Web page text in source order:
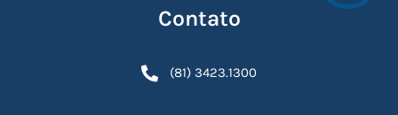
Contato
(81) 3423.1300